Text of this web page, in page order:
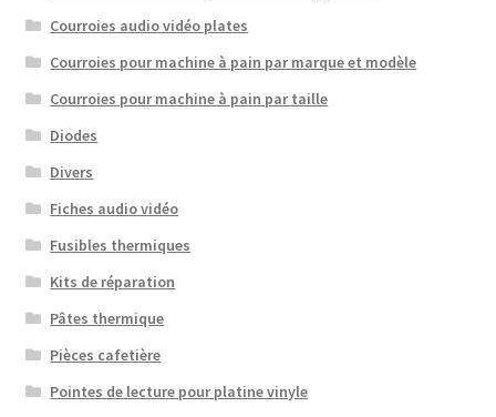
Courroies audio vidéo plates
Courroies pour machine à pain par marque et modèle
Courroies pour machine à pain par taille
Diodes
Divers
Fiches audio vidéo
Fusibles thermiques
Kits de réparation
Pâtes thermique
Pièces cafetière
Pointes de lecture pour platine vinyle